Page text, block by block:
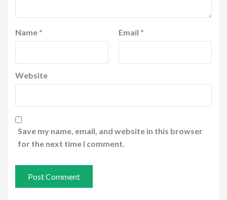
Name * Email *
Website
Save my name, email, and website in this browser
for the next time I comment.